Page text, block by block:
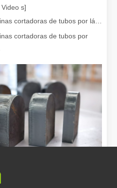
nos embarcamos en un viaje
s]
cortadoras de tubos por